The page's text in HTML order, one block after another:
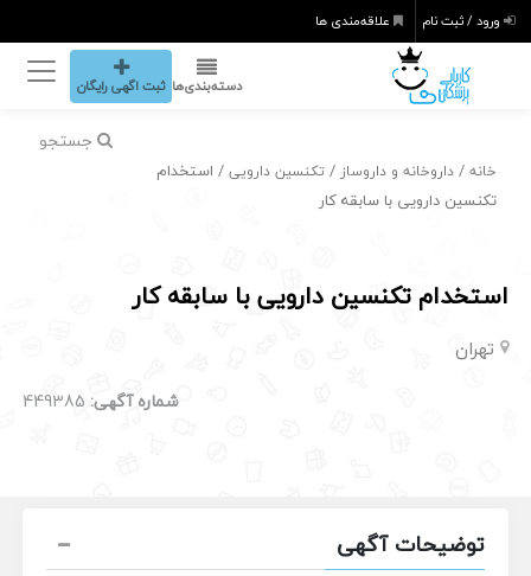
ورود / ثبت نام علاقه‌مندی ها
دسته‌بندی‌ها ثبت اگهی رایگان
جستجو
خانه /داروخانه و داروساز / تکنسین دارویی / استخدام
تکنسین دارویی با سابقه کار
استخدام تکنسین دارویی با سابقه کار
تهران
شماره آگهی: 449385
توضیحات آگهی